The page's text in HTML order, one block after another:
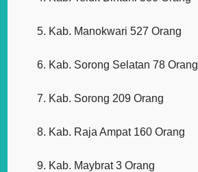
Kab. Manokwari 527 Orang
Kab. Sorong Selatan 78 Orang
Kab. Sorong 209 Orang
Kab. Raja Ampat 160 Orang
Kab. Maybrat 3 Orang